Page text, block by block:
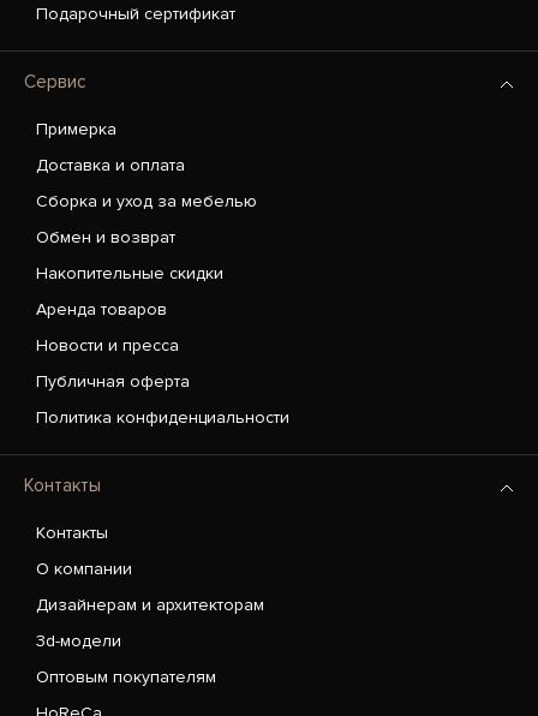
Подарочный сертификат
Сервис
Примерка
Доставка и оплата
Сборка и уход за мебелью
Обмен и возврат
Накопительные скидки
Аренда товаров
Новости и пресса
Публичная оферта
Политика конфиденциальности
Контакты
Контакты
О компании
Дизайнерам и архитекторам
3d-модели
Оптовым покупателям